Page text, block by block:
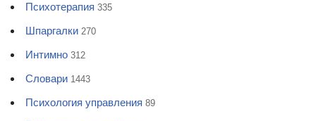
Психотерапия 335
Шпаргалки 270
Интимно 312
Словари 1443
Психология управления 89